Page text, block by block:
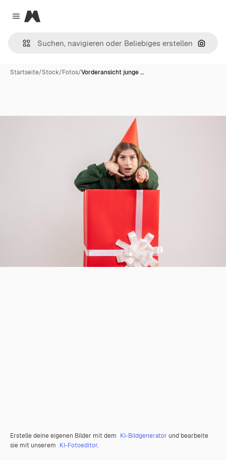
Close menu
Magnific
Nach
Startseite/Stock/Fotos/Vorderansicht junge …
Erstelle deine eigenen Bilder mit dem KI-Bildgenerator und bearbeite
sie mit unserem KI-Fotoeditor.